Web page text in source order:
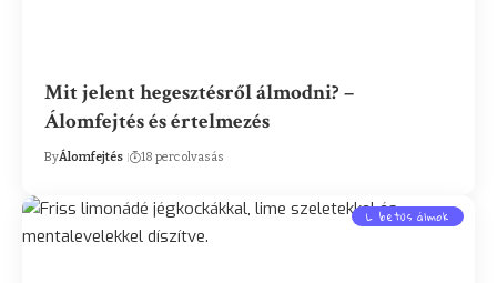
Mit jelent hegesztésről álmodni? –
Álomfejtés és értelmezés
ByÁlomfejtés 18 perc olvasás
L betűs álmok